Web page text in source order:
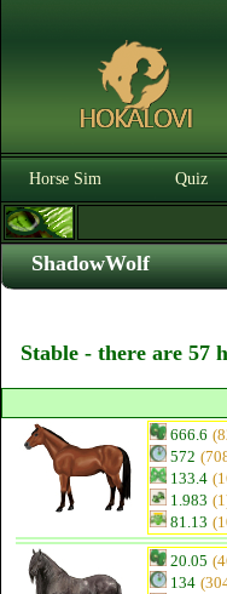
Horse Sim Quiz
ShadowWolf
Stable - there are 57
666.6
572
133.4
1.983
81.13
20.05
134